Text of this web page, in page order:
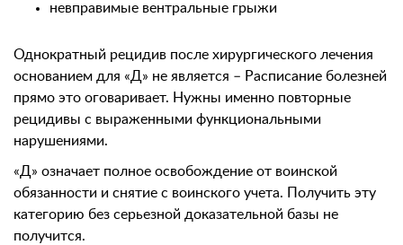
невправимые вентральные грыжи
Однократный рецидив после хирургического лечения
основанием для «Д» не является – Расписание болезней
прямо это оговаривает. Нужны именно повторные
рецидивы с выраженными функциональными
нарушениями.
«Д» означает полное освобождение от воинской
обязанности и снятие с воинского учета. Получить эту
категорию без серьезной доказательной базы не
получится.